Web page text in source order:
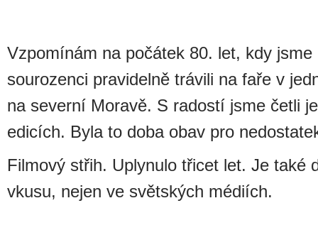
Vzpomínám na počátek 80. let, kdy
sourozenci pravidelně trávili na faře v
na severní Moravě. S radostí jsme četli
edicích. Byla to doba obav pro
Filmový střih. Uplynulo třicet let. Je také
vkusu, nejen ve světských médiích.